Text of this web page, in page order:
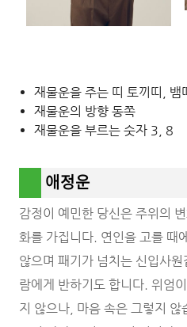
재물운을 주는 띠 토끼띠, 뱀
재물운의 방향 동쪽
재물운을 부르는 숫자 3, 8
애정운
감정이 예민한 당신은 주위의
화를 가집니다. 연인을 고를 때
않으며 패기가 넘치는 신입사
람에게 반하기도 합니다. 위엄
지 않으나, 마음 속은 그렇지 않